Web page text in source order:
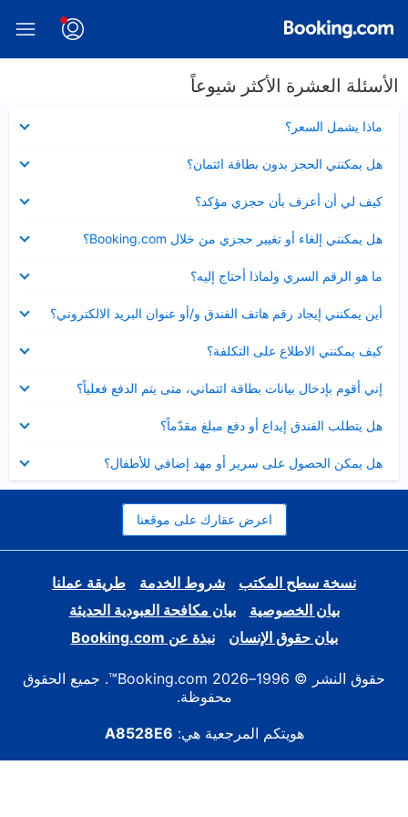
الأسئلة العشرة الأكثر شيوعاً
ماذا يشمل السعر؟
مصغر
هل يمكنني الحجز بدون بطاقة ائتمان؟
مصغر
كيف لي أن أعرف بأن حجزي مؤكد؟
مصغر
هل يمكنني إلغاء أو تغيير حجزي من خلال Booking.com؟
مصغر
ما هو الرقم السري ولماذا أحتاج إليه؟
مصغر
أين يمكنني إيجاد رقم هاتف الفندق و/أو عنوان البريد الالكتروني؟
عرض
مصغر
كيف يمكنني الاطلاع على التكلفة؟
مصغر
إني أقوم بإدخال بيانات بطاقة ائتماني، متى يتم الدفع فعلياً؟
مصغر
هل يتطلب الفندق إيداع أو دفع مبلغ مقدّماً؟
مصغر
هل يمكن الحصول على سرير أو مهد إضافي للأطفال؟
مصغر
اعرض عقارك على موقعنا
نسخة سطح المكتب شروط الخدمة
طريقة عملنا
بيان الخصوصية
بيان مكافحة العبودية الحديثة
بيان حقوق الإنسان
نبذة عن Booking.com
حقوق النشر © 1996–2026 Booking.com™. جميع الحقوق
محفوظة.
هويتكم المرجعية هي: A8528E6